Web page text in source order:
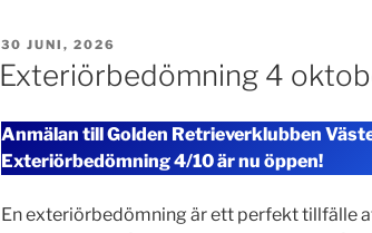
PUBLICERAT
30 JUNI, 2026
Exteriörbedömning 4
Anmälan till Golden Retrieverklubben
Exteriörbedömning 4/10 är nu öppen!
En exteriörbedömning är ett perfekt tillfälle